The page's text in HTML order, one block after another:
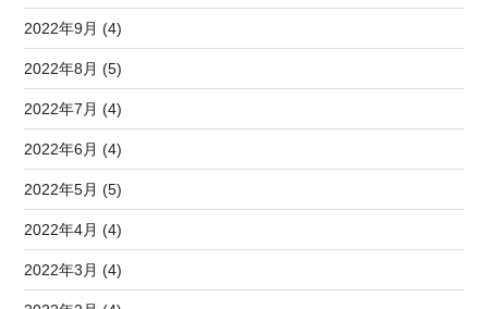
2022年9月 (4)
2022年8月 (5)
2022年7月 (4)
2022年6月 (4)
2022年5月 (5)
2022年4月 (4)
2022年3月 (4)